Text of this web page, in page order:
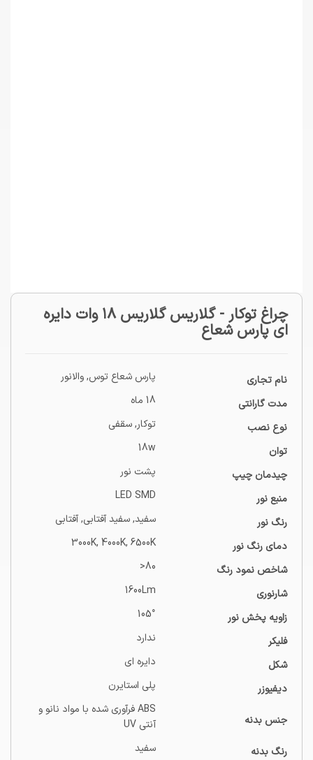
چراغ توکار - گلاریس گلاریس ۱۸ وات دایره
ای پارس شعاع
نام تجاری پارس شعاع توس,والانور
مدت گارانتی
18 ماه
نوع نصب
توکار,سقفی
توان
18w
چیدمان چیپ
پشت نور
منبع نور
LED SMD
رنگ نور
سفید, سفید آفتابی, آفتابی
دمای رنگ نور
3000K, 4000K, 6500K
شاخص نمود رنگ
80<
شارنوری
1600Lm
زاویه پخش نور
105°
فلیکر
ندارد
شکل
دایره ای
دیفیوزر
پلی استایرن
جنس بدنه
ABS فرآوری شده با مواد نانو و
آنتی UV
رنگ بدنه
سفید